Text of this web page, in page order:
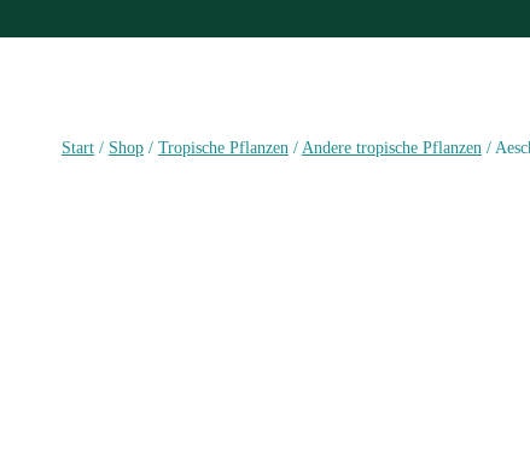
Start / Shop / Tropische Pflanzen / Andere tropische Pflanzen /